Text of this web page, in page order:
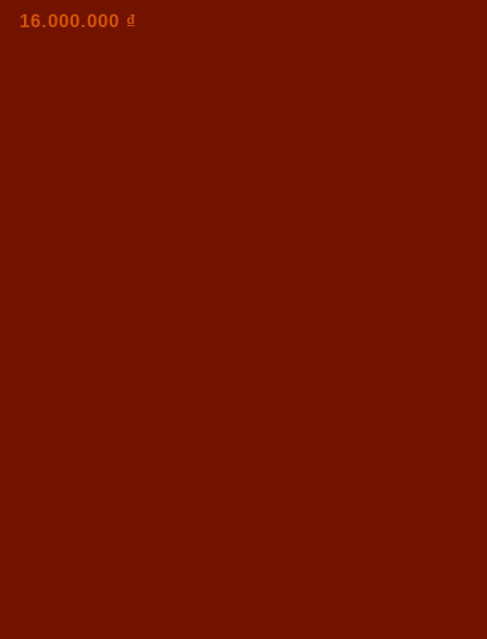
16.000.000 ₫